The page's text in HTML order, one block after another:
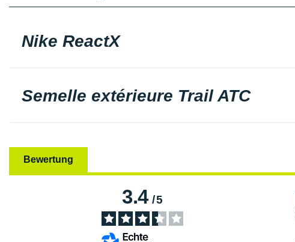
Nike ReactX
Semelle extérieure Trail ATC
Bewertung
3.4/5